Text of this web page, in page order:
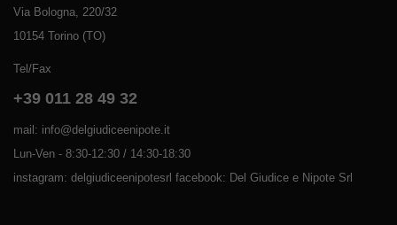
Via Bologna, 220/32
10154 Torino (TO)
Tel/Fax
+39 011 28 49 32
mail: info@delgiudiceenipote.it
Lun-Ven - 8:30-12:30 / 14:30-18:30
instagram: delgiudiceenipotesrl facebook: Del Giudice e Nipote Srl